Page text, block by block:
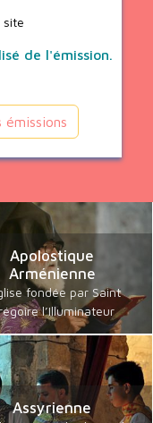
site
de l'émission.
Apolostique
Arménienne
fondée par Saint
l’Illuminateur
Assyrienne